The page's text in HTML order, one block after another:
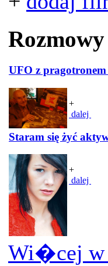
Rozmowy
UFO z
+
dalej
Staram się żyć
+
dalej
Wi�cej w